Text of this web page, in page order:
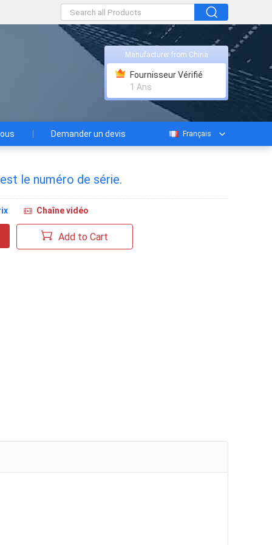
Manufacturer from China
Fournisseur Vérifié
1 Ans
Demander un devis Français
le numéro de série.
Chaîne vidéo
Add to Cart